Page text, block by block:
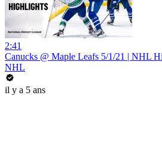
2:41
Canucks @ Maple Leafs 5/1/21 | NHL
NHL
il y a 5 ans